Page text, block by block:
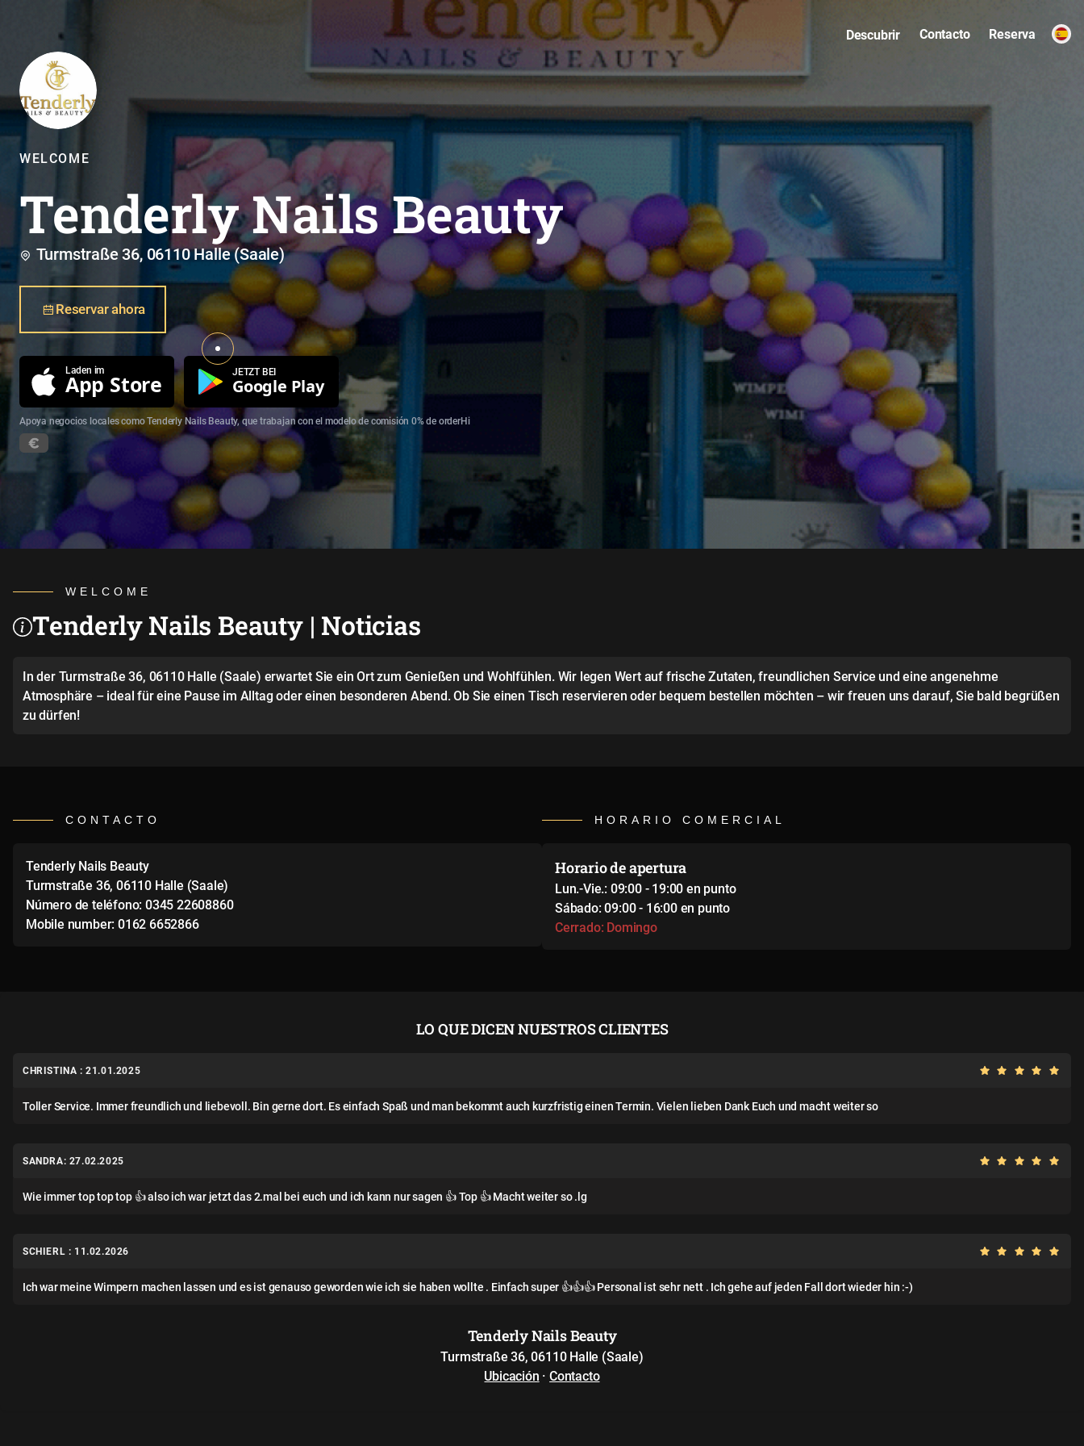
Descubrir Contacto Reserva
WELCOME
Tenderly Nails Beauty
Turmstraße 36, 06110 Halle (Saale)
Reservar ahora
Laden im
App Store JETZT BEI
Google Play
Apoya negocios locales como Tenderly Nails Beauty, que trabajan con el modelo de comisión 0% de orderHi
WELCOME
Tenderly Nails Beauty | Noticias
In der Turmstraße 36, 06110 Halle (Saale) erwartet Sie ein Ort zum Genießen und Wohlfühlen. Wir legen Wert auf frische Zutaten, freundlichen Service und eine angenehme
Atmosphäre – ideal für eine Pause im Alltag oder einen besonderen Abend. Ob Sie einen Tisch reservieren oder bequem bestellen möchten – wir freuen uns darauf, Sie bald begrüßen
zu dürfen!
CONTACTO
Tenderly Nails Beauty
Turmstraße 36, 06110 Halle (Saale)
Número de teléfono: 0345 22608860
Mobile number: 0162 6652866
HORARIO COMERCIAL
Horario de apertura
Lun.-Vie.: 09:00 - 19:00 en punto
Sábado: 09:00 - 16:00 en punto
Cerrado: Domingo
LO QUE DICEN NUESTROS CLIENTES
CHRISTINA : 21.01.2025
Toller Service. Immer freundlich und liebevoll. Bin gerne dort. Es einfach Spaß und man bekommt auch kurzfristig einen Termin. Vielen lieben Dank Euch und macht weiter so
SANDRA: 27.02.2025
Wie immer top top top 👍 also ich war jetzt das 2.mal bei euch und ich kann nur sagen 👍 Top 👍 Macht weiter so .lg
SCHIERL : 11.02.2026
Ich war meine Wimpern machen lassen und es ist genauso geworden wie ich sie haben wollte . Einfach super 👍👍👍 Personal ist sehr nett . Ich gehe auf jeden Fall dort wieder hin :-)
Tenderly Nails Beauty
Turmstraße 36, 06110 Halle (Saale)
Ubicación ·Contacto